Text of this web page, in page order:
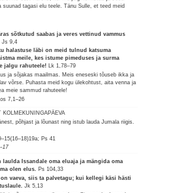
suunad tagasi elu teele. Tänu Sulle, et teed meid
sõtkutud saabas ja veres vettinud vammus
Js 9,4
halastuse läbi on meid tulnud katsuma
meile, kes istume pimeduses ja surma
jalgu rahuteele! Lk 1,78–79
ja sõjakas maailmas. Meis eneseski tõuseb ikka ja
võrse. Puhasta meid kogu ülekohtust, aita venna ja
meie sammud rahuteele!
7,1–26
KOLMEKUNINGAPÄEVA
põhjast ja lõunast ning istub lauda Jumala riigis.
Ps 41
laulda Issandale oma eluaja ja mängida oma
olen elus. Ps 104,33
vaeva, siis ta palvetagu; kui kellegi käsi hästi
Jk 5,13